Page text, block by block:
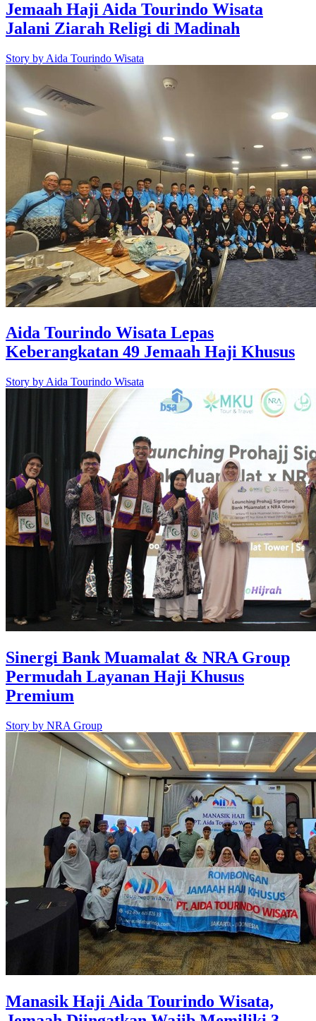
Jemaah Haji Aida Tourindo Wisata
Jalani Ziarah Religi di Madinah
Story by Aida Tourindo Wisata
Aida Tourindo Wisata Lepas
Keberangkatan 49 Jemaah Haji Khusus
Story by Aida Tourindo Wisata
Sinergi Bank Muamalat & NRA Group
Permudah Layanan Haji Khusus
Premium
Story by NRA Group
Manasik Haji Aida Tourindo Wisata,